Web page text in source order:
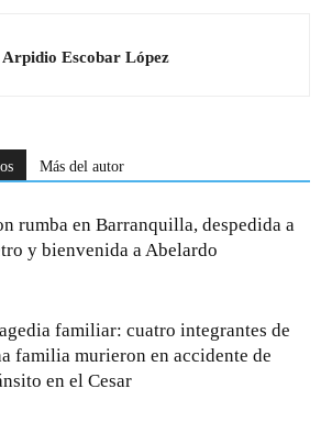
Arpidio Escobar López
Más del autor
rumba en Barranquilla, despedida a
y bienvenida a Abelardo
familiar: cuatro integrantes de
familia murieron en accidente de
en el Cesar